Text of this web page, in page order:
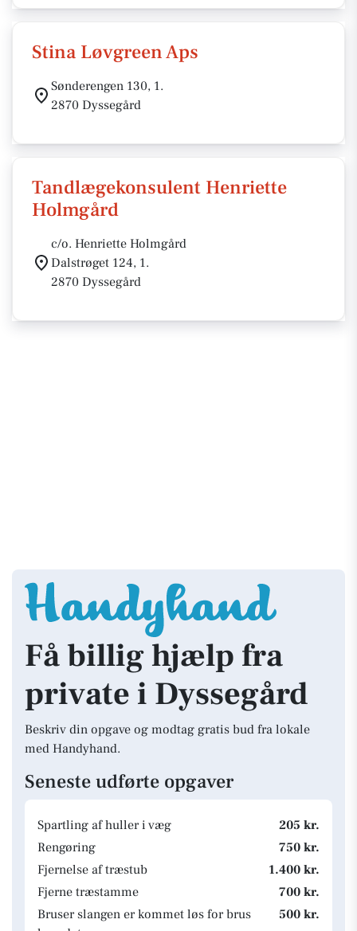
Stina Løvgreen Aps
Sønderengen 130, 1.
2870 Dyssegård
Tandlægekonsulent Henriette
Holmgård
c/o. Henriette Holmgård
Dalstrøget 124, 1.
2870 Dyssegård
Få billig hjælp fra
private i Dyssegård
Beskriv din opgave og modtag gratis bud fra lokale
med Handyhand.
Seneste udførte opgaver
Spartling af huller i væg
205 kr.
Rengøring
750 kr.
Fjernelse af træstub
1.400 kr.
Fjerne træstamme
700 kr.
Bruser slangen er kommet løs for brus
500 kr.